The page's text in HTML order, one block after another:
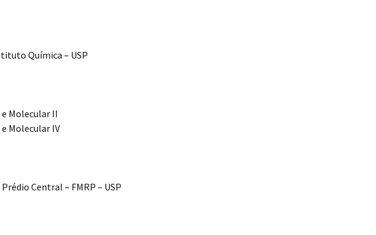
Química – USP
Molecular II
Molecular IV
Central – FMRP – USP